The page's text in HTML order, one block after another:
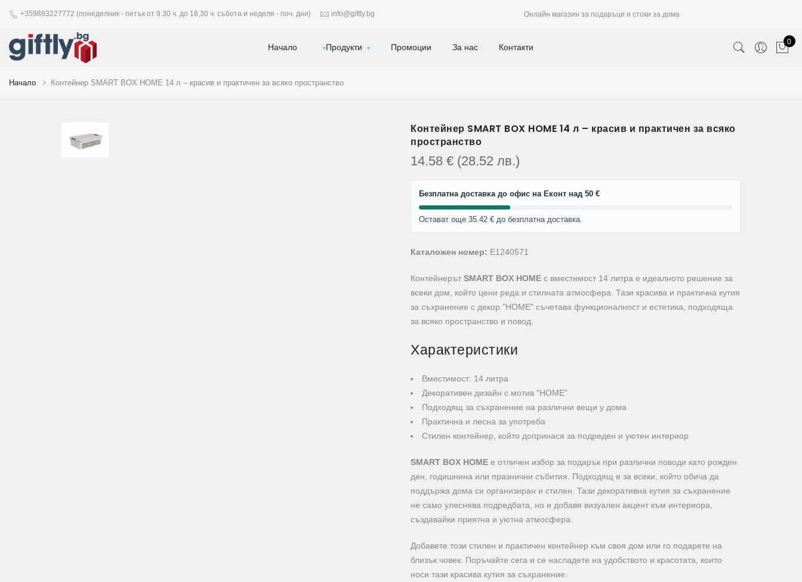
+359883227772 (понеделник - петък от 9.30 ч. до 18,30 ч. събота и неделя - поч. дни) info@giftly.bg Онлайн магазин за подаръци и стоки за дома
Начало Продукти Промоции За нас Контакти 0
Начало Контейнер SMART BOX HOME 14 л – красив и практичен за всяко пространство
Контейнер SMART BOX HOME 14 л – красив и практичен за всяко
пространство
14.58 € (28.52 лв.)
Безплатна доставка до офис на Еконт над 50 €
Остават още 35.42 € до безплатна доставка.
Каталожен номер: E1240571
Контейнерът SMART BOX HOME с вместимост 14 литра е идеалното решение за
всеки дом, който цени реда и стилната атмосфера. Тази красива и практична кутия
за съхранение с декор "HOME" съчетава функционалност и естетика, подходяща
за всяко пространство и повод.
Характеристики
Вместимост: 14 литра
Декоративен дизайн с мотив "HOME"
Подходящ за съхранение на различни вещи у дома
Практична и лесна за употреба
Стилен контейнер, който допринася за подреден и уютен интериор
SMART BOX HOME е отличен избор за подарък при различни поводи като рожден
ден, годишнина или празнични събития. Подходящ е за всеки, който обича да
поддържа дома си организиран и стилен. Тази декоративна кутия за съхранение
не само улеснява подредбата, но и добавя визуален акцент към интериора,
създавайки приятна и уютна атмосфера.
Добавете този стилен и практичен контейнер към своя дом или го подарете на
близък човек. Поръчайте сега и се насладете на удобството и красотата, които
носи тази красива кутия за съхранение.